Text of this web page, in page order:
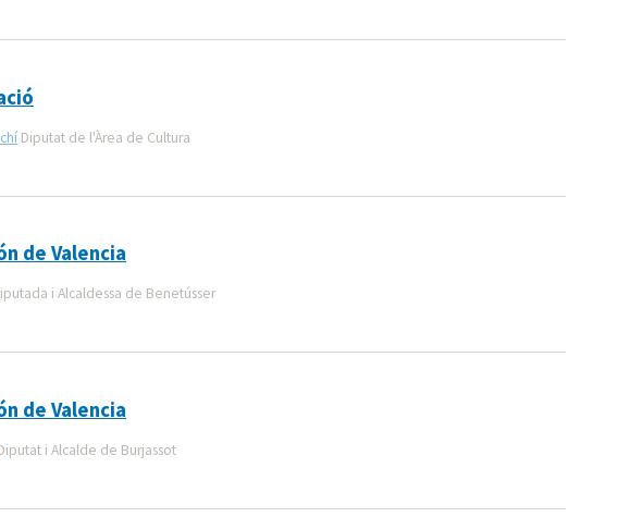
Diputat de l'Àrea de Cultura
de Valencia
i Alcaldessa de Benetússer
de Valencia
i Alcalde de Burjassot